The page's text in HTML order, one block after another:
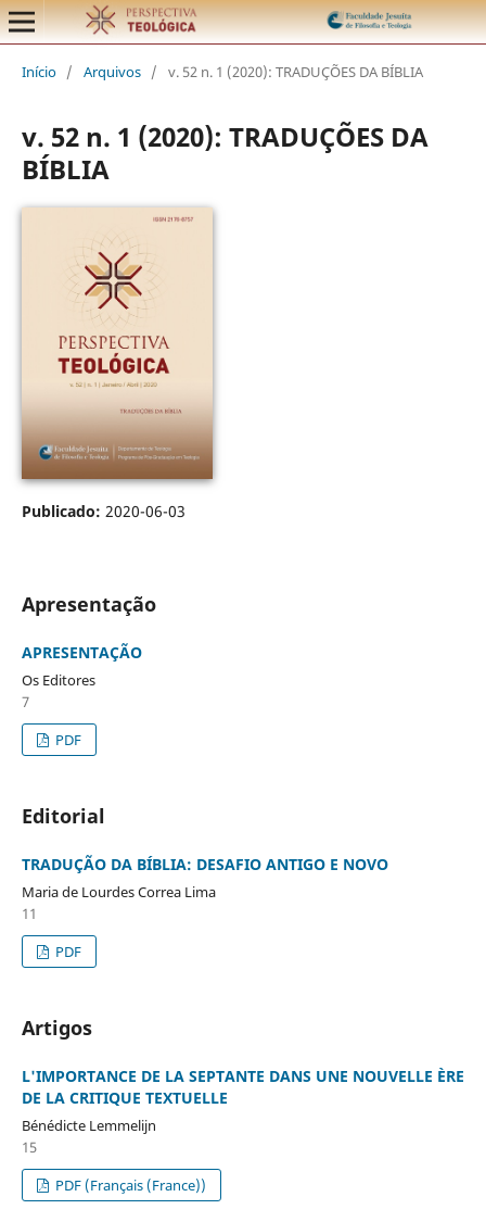
Início / Arquivos / v. 52 n. 1 (2020): TRADUÇÕES DA BÍBLIA
v. 52 n. 1 (2020): TRADUÇÕES DA
BÍBLIA
Publicado: 2020-06-03
Apresentação
APRESENTAÇÃO
Os Editores
7
PDF
Editorial
TRADUÇÃO DA BÍBLIA: DESAFIO ANTIGO E NOVO
Maria de Lourdes Correa Lima
11
PDF
Artigos
L'IMPORTANCE DE LA SEPTANTE DANS UNE NOUVELLE ÈRE
DE LA CRITIQUE TEXTUELLE
Bénédicte Lemmelijn
15
PDF (Français (France))